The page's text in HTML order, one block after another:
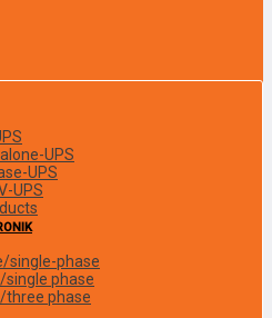
UPS
UPS
UPS
single-phase
single phase
three phase